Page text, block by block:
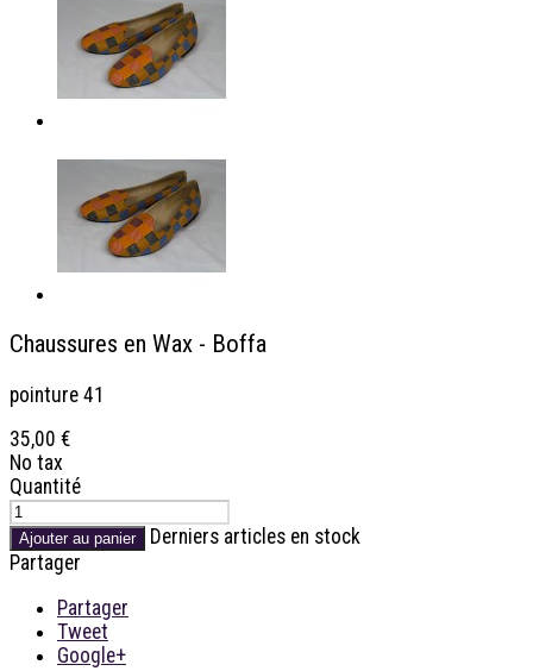
Chaussures en Wax - Boffa
pointure 41
35,00 €
No tax
Quantité
Ajouter au panier
Derniers articles en stock
Partager
Partager
Tweet
Google+